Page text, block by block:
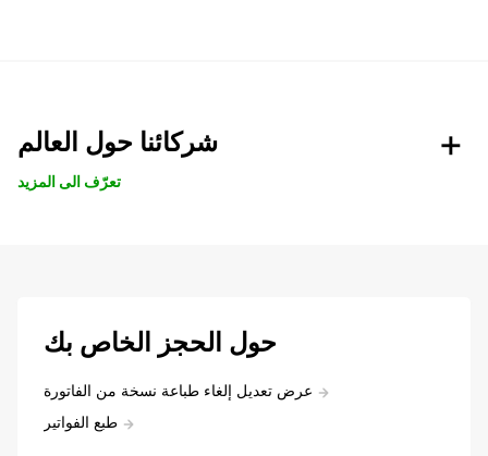
شركائنا حول العالم
تعرّف الى المزيد
حول الحجز الخاص بك
عرض تعديل إلغاء طباعة نسخة من الفاتورة
طبع الفواتير